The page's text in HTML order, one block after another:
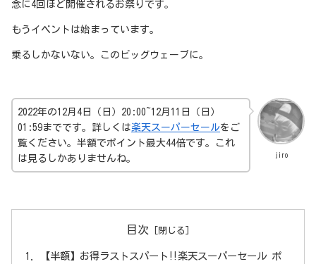
念に4回ほど開催されるお祭りです。
もうイベントは始まっています。
乗るしかないない。このビッグウェーブに。
jiro
2022年の12月4日（日）20:00~12月11日（日）
01:59までです。詳しくは楽天スーパーセールをご
覧ください。半額でポイント最大44倍です。これ
は見るしかありませんね。
目次
【半額】お得ラストスパート‼楽天スーパーセール ポ